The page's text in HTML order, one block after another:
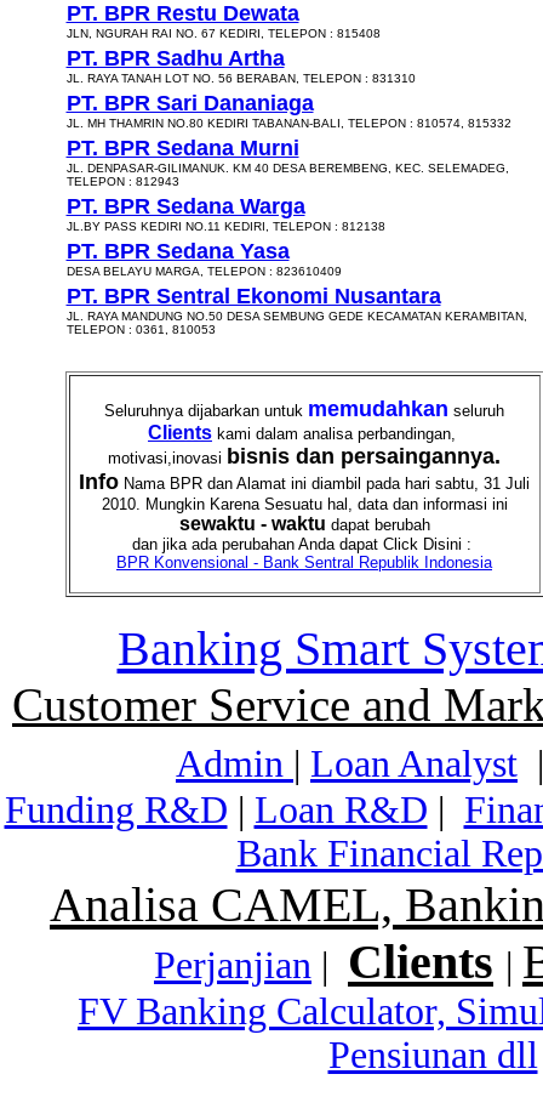
PT. BPR Restu Dewata
JLN, NGURAH RAI NO. 67 KEDIRI, TELEPON : 815408
PT. BPR Sadhu Artha
JL. RAYA TANAH LOT NO. 56 BERABAN, TELEPON : 831310
PT. BPR Sari Dananiaga
JL. MH THAMRIN NO.80 KEDIRI TABANAN-BALI, TELEPON : 810574, 815332
PT. BPR Sedana Murni
JL. DENPASAR-GILIMANUK. KM 40 DESA BEREMBENG, KEC. SELEMADEG,
TELEPON : 812943
PT. BPR Sedana Warga
JL.BY PASS KEDIRI NO.11 KEDIRI, TELEPON : 812138
PT. BPR Sedana Yasa
DESA BELAYU MARGA, TELEPON : 823610409
PT. BPR Sentral Ekonomi Nusantara
JL. RAYA MANDUNG NO.50 DESA SEMBUNG GEDE KECAMATAN KERAMBITAN,
TELEPON : 0361, 810053
Seluruhnya dijabarkan untuk memudahkan seluruh
Clients kami dalam analisa perbandingan,
motivasi,inovasi bisnis dan persaingannya.
Info Nama BPR dan Alamat ini diambil pada hari sabtu, 31 Juli
2010. Mungkin Karena Sesuatu hal, data dan informasi ini
sewaktu - waktu dapat berubah
dan jika ada perubahan Anda dapat Click Disini :
BPR Konvensional - Bank Sentral Republik Indonesia
Banking Smart
Customer Service and
Admin | Loan Analyst
Funding R&D | Loan R&D |
Bank Financial
Analisa CAMEL,
Perjanjian | Clients |
FV Banking Calculator,
Pensiunan dll